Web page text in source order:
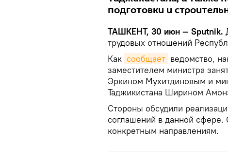
подготовки и
ТАШКЕНТ, 30 июн — Sputnik.
трудовых отношений
Как сообщает ведомство,
заместителем министра
Эркином Мухитдиновым и
Таджикистана Ширином
Стороны обсудили
соглашений в данной
конкретным направлениям.